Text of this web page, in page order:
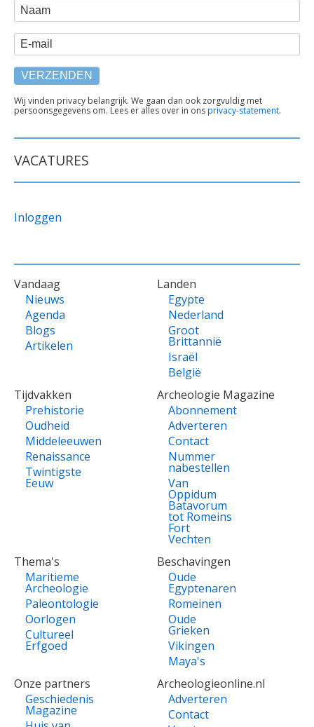
WEBFORM
Naam
E-mail
TEKST
ONDER
Wij vinden privacy belangrijk. We gaan dan ook zorgvuldig met
persoonsgegevens om. Lees er alles over in onsprivacy-statement.
VACATURES
Inloggen
VOET
Vandaag
Nieuws
Agenda
Blogs
Artikelen
Landen
Egypte
Nederland
Groot
Brittannië
Israël
België
Tijdvakken
Prehistorie
Oudheid
Middeleeuwen
Renaissance
Twintigste
Eeuw
Archeologie Magazine
Abonnement
Adverteren
Contact
Nummer
nabestellen
Van
Oppidum
Batavorum
tot Romeins
Fort
Vechten
Thema's
Maritieme
Archeologie
Paleontologie
Oorlogen
Cultureel
Erfgoed
Beschavingen
Oude
Egyptenaren
Romeinen
Oude
Grieken
Vikingen
Maya's
Onze partners
Geschiedenis
Magazine
Archeologieonline.nl
Adverteren
Contact